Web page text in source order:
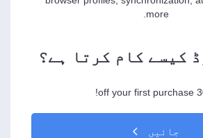
more.
کیسے کام کرتا ہے؟
30%
جائیں